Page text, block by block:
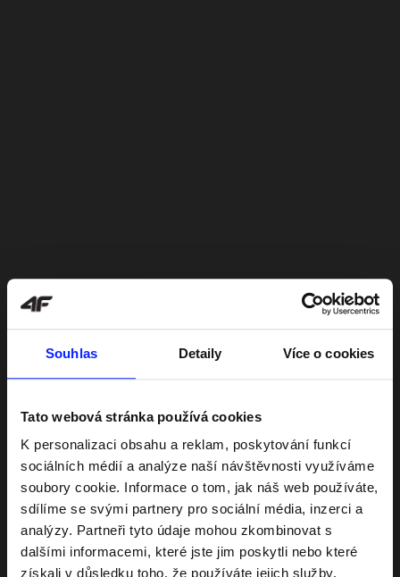
Souhlas Detaily Více o cookies
Tato webová stránka používá cookies
K personalizaci obsahu a reklam, poskytování funkcí
sociálních médií a analýze naší návštěvnosti využíváme
soubory cookie. Informace o tom, jak náš web používáte,
sdílíme se svými partnery pro sociální média, inzerci a
analýzy. Partneři tyto údaje mohou zkombinovat s
dalšími informacemi, které jste jim poskytli nebo které
získali v důsledku toho, že používáte jejich služby.